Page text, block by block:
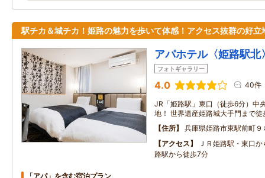
駅チカ＆城チカ！姫路の魅力を歩いて体感！アクセス抜群の好立
アパホテル〈姫路駅北
フォトギャラリー
4.0 40件
JR「姫路駅」東口（徒歩6分）中
地！ 世界遺産姫路城大手門まで徒
住所
兵庫県姫路市東駅前町９
アクセス
ＪＲ姫路駅・東口
路駅から徒歩7分
「アパ」を含む宿泊プラン